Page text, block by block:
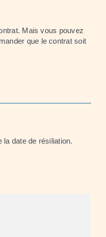
Mais vous pouvez
que le contrat soit
date de résiliation.